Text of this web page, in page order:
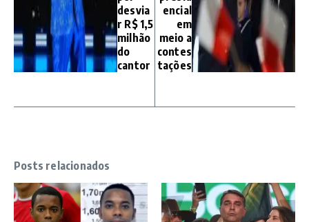
desvia
r R$ 1,5
milhão
do
cantor
encial
em
meio a
contes
tações
Posts relacionados